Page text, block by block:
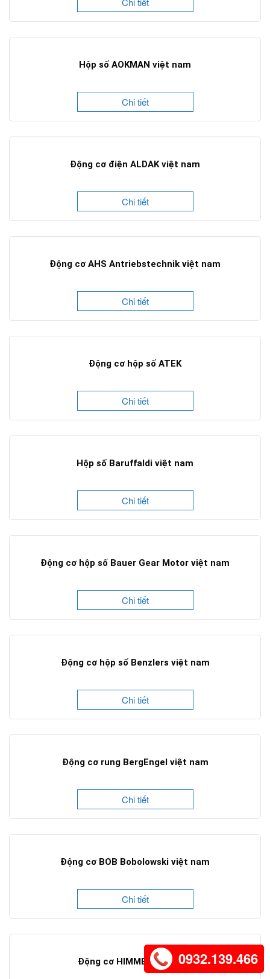
Hộp số AOKMAN việt nam
Chi tiết
Động cơ điện ALDAK việt nam
Chi tiết
Động cơ AHS Antriebstechnik việt nam
Chi tiết
Động cơ hộp số ATEK
Chi tiết
Hộp số Baruffaldi việt nam
Chi tiết
Động cơ hộp số Bauer Gear Motor việt nam
Chi tiết
Động cơ hộp số Benzlers việt nam
Chi tiết
Động cơ rung BergEngel việt nam
Chi tiết
Động cơ BOB Bobolowski việt nam
Chi tiết
Động cơ HIMMEL việt nam0932.139.466